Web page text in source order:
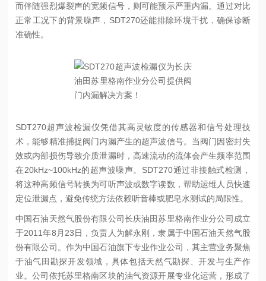
而伴随强烈爆裂声的宽频信号，则可能预示严重内漏。通过对比
正常工况下的背景噪声，SDT270还能排除环境干扰，确保诊断
准确性。
SDT270超声波检漏仪凭借其高灵敏度的传感器和信号处理技
术，能够精准捕捉阀门内漏产生的超声波信号。当阀门因密封失
效或内部损伤导致介质泄漏时，高速流动的流体会产生频率范围
在20kHz~100kHz的超声波噪声。SDT270通过非接触式检测，
将这种高频信号转换为可听声波或数字读数，帮助运维人员快速
定位泄漏点，避免传统方法依赖听音棒或肥皂水测试的局限性。
中国石油天然气股份有限公司长庆油田苏里格南作业分公司成立
于2011年8月23日，负责人为解永刚，隶属于中国石油天然气股
份有限公司。作为中国石油旗下专业作业公司，其主营业务聚焦
于油气田勘探开发领域，具体包括天然气勘探、开发与生产作
业。公司依托苏里格南区块的油气资源开展专业化运营，形成了